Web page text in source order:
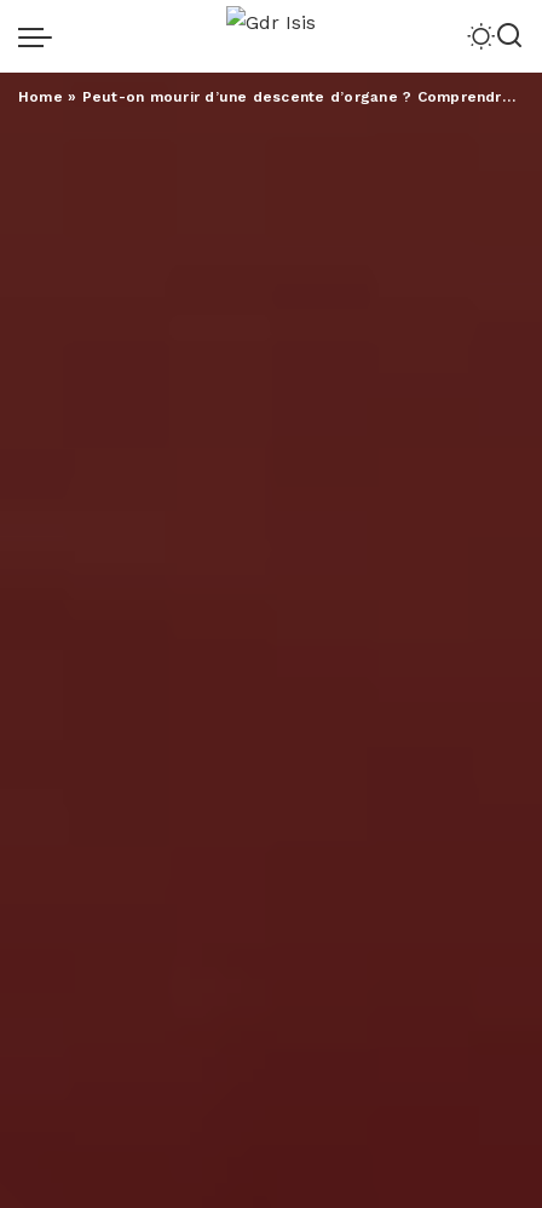
Home » Peut-on mourir d’une descente d’organe ? Comprendre les dangers du prolapsus